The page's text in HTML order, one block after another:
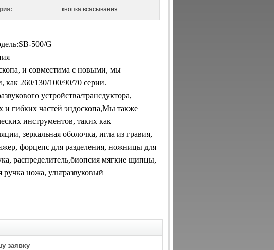
кнопка всасывания
500/G
и совместима с новыми, мы
как 260/130/100/90/70 серии.
устройства/трансдуктора,
и гибких частей эндоскопа,Мы также
инструментов, таких как
зеркальная оболочка, игла из гравия,
форцепс для разделения, ножницы для
распределитель,биопсия мягкие щипцы,
ручка ножа, ультразвуковый
заявку